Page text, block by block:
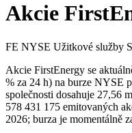
Akcie
FE NYSE Užitkové služby
Akcie FirstEnergy se
% za 24 h) na burze NYSE
společnosti dosahuje 27,56
578 431 175 emitovaných
2026; burza je momentálně